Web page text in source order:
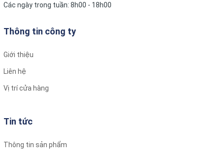
Các ngày trong tuần: 8h00 - 18h00
Thông tin công ty
Giới thiệu
Liên hệ
Vị trí cửa hàng
Tin tức
Thông tin sản phẩm